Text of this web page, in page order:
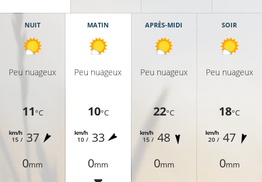
NUIT
Peu nuageux
11°C
15 /
km/h 37
0mm
MATIN
Peu nuageux
10°C
10 /
km/h 33
0mm
APRÈS-MIDI
Peu nuageux
22°C
15 /
km/h 48
0mm
SOIR
Peu nuageux
18°C
20 /
km/h 47
0mm